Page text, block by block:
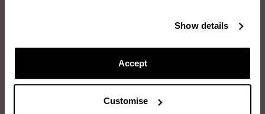
Show details
Accept
Customise
Frotter doucement l’éponge sur les taches
Immerger l’éponge dans l’eau savonneuse et l’essorer
Enlever les taches en utilisant délicatement l’éponge